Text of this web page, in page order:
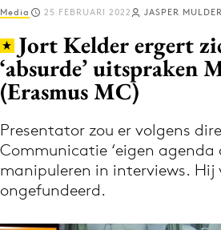
Log in
Download de app
Volg het laatste nieuws
Nieuws
Media 25 FEBRUARI 2022 JASPER MULDER
Jort Kelder ergert
‘absurde’ uitspraken
(Erasmus MC)
Presentator zou er volgens
Communicatie ‘eigen agenda
manipuleren in interviews.
ongefundeerd.